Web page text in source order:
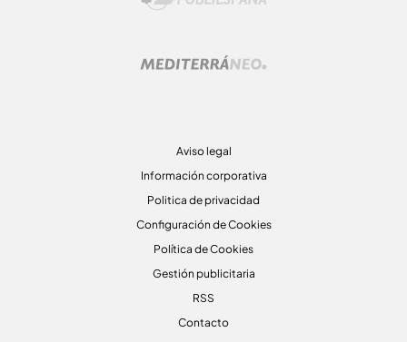
Aviso legal
Información corporativa
Politica de privacidad
Configuración de Cookies
Política de Cookies
Gestión publicitaria
RSS
Contacto